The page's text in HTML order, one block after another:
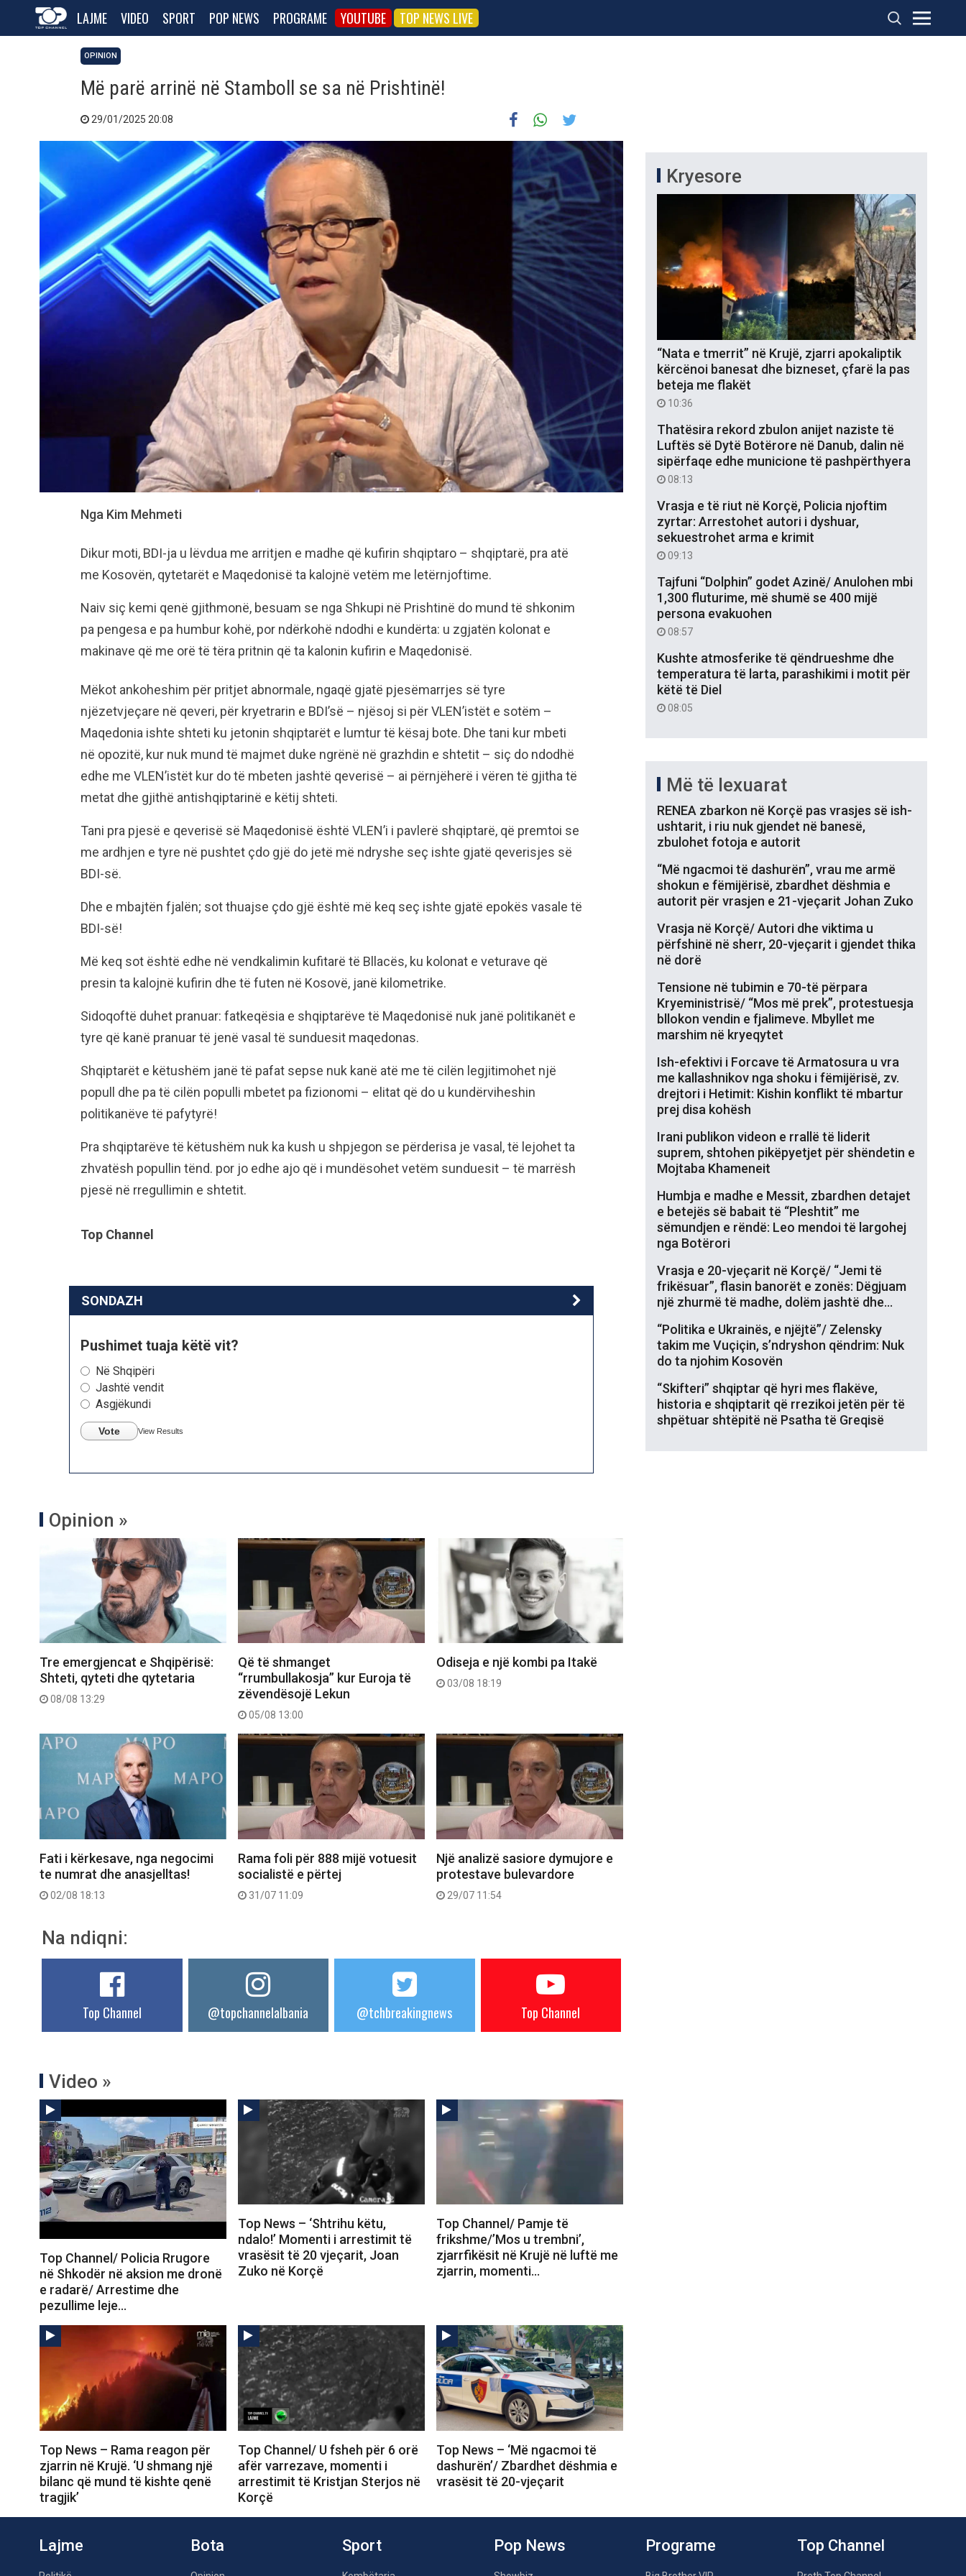
LAJME VIDEO SPORT POP NEWS PROGRAME YOUTUBE TOP NEWS LIVE
OPINION
Më parë arrinë në Stamboll se sa në Prishtinë!
29/01/2025 20:08
Nga Kim Mehmeti
Dikur moti, BDI-ja u lëvdua me arritjen e madhe që kufirin shqiptaro – shqiptarë, pra atë
me Kosovën, qytetarët e Maqedonisë ta kalojnë vetëm me letërnjoftime.
Naiv siç kemi qenë gjithmonë, besuam se nga Shkupi në Prishtinë do mund të shkonim
pa pengesa e pa humbur kohë, por ndërkohë ndodhi e kundërta: u zgjatën kolonat e
makinave që me orë të tëra pritnin që ta kalonin kufirin e Maqedonisë.
Mëkot ankoheshim për pritjet abnormale, ngaqë gjatë pjesëmarrjes së tyre
njëzetvjeçare në qeveri, për kryetrarin e BDI’së – njësoj si për VLEN’istët e sotëm –
Maqedonia ishte shteti ku jetonin shqiptarët e lumtur të kësaj bote. Dhe tani kur mbeti
në opozitë, kur nuk mund të majmet duke ngrënë në grazhdin e shtetit – siç do ndodhë
edhe me VLEN’istët kur do të mbeten jashtë qeverisë – ai përnjëherë i vëren të gjitha të
metat dhe gjithë antishqiptarinë e këtij shteti.
Tani pra pjesë e qeverisë së Maqedonisë është VLEN’i i pavlerë shqiptarë, që premtoi se
me ardhjen e tyre në pushtet çdo gjë do jetë më ndryshe seç ishte gjatë qeverisjes së
BDI-së.
Dhe e mbajtën fjalën; sot thuajse çdo gjë është më keq seç ishte gjatë epokës vasale të
BDI-së!
Më keq sot është edhe në vendkalimin kufitarë të Bllacës, ku kolonat e veturave që
presin ta kalojnë kufirin dhe të futen në Kosovë, janë kilometrike.
Sidoqoftë duhet pranuar: fatkeqësia e shqiptarëve të Maqedonisë nuk janë politikanët e
tyre që kanë pranuar të jenë vasal të sunduesit maqedonas.
Shqiptarët e këtushëm janë të pafat sepse nuk kanë atë me të cilën legjitimohet një
popull dhe pa të cilën populli mbetet pa fizionomi – elitat që do u kundërviheshin
politikanëve të pafytyrë!
Pra shqiptarëve të këtushëm nuk ka kush u shpjegon se përderisa je vasal, të lejohet ta
zhvatësh popullin tënd. por jo edhe ajo që i mundësohet vetëm sunduesit – të marrësh
pjesë në rregullimin e shtetit.
Top Channel
SONDAZH
Pushimet tuaja këtë vit?
Në Shqipëri
Jashtë vendit
Asgjëkundi
Vote View Results
Opinion »
Tre emergjencat e Shqipërisë:
Shteti, qyteti dhe qytetaria
08/08 13:29
Që të shmanget
“rrumbullakosja” kur Euroja të
zëvendësojë Lekun
05/08 13:00
Odiseja e një kombi pa Itakë
03/08 18:19
Fati i kërkesave, nga negocimi
te numrat dhe anasjelltas!
02/08 18:13
Rama foli për 888 mijë votuesit
socialistë e përtej
31/07 11:09
Një analizë sasiore dymujore e
protestave bulevardore
29/07 11:54
Na ndiqni:
Top Channel @topchannelalbania @tchbreakingnews Top Channel
Video »
Top Channel/ Policia Rrugore
në Shkodër në aksion me dronë
e radarë/ Arrestime dhe
pezullime leje…
Top News – ‘Shtrihu këtu,
ndalo!’ Momenti i arrestimit të
vrasësit të 20 vjeçarit, Joan
Zuko në Korçë
Top Channel/ Pamje të
frikshme/’Mos u trembni’,
zjarrfikësit në Krujë në luftë me
zjarrin, momenti…
Top News – Rama reagon për
zjarrin në Krujë. ‘U shmang një
bilanc që mund të kishte qenë
tragjik’
Top Channel/ U fsheh për 6 orë
afër varrezave, momenti i
arrestimit të Kristjan Sterjos në
Korçë
Top News – ‘Më ngacmoi të
dashurën’/ Zbardhet dëshmia e
vrasësit të 20-vjeçarit
Kryesore
“Nata e tmerrit” në Krujë, zjarri apokaliptik
kërcënoi banesat dhe bizneset, çfarë la pas
beteja me flakët
10:36
Thatësira rekord zbulon anijet naziste të
Luftës së Dytë Botërore në Danub, dalin në
sipërfaqe edhe municione të pashpërthyera
08:13
Vrasja e të riut në Korçë, Policia njoftim
zyrtar: Arrestohet autori i dyshuar,
sekuestrohet arma e krimit
09:13
Tajfuni “Dolphin” godet Azinë/ Anulohen mbi
1,300 fluturime, më shumë se 400 mijë
persona evakuohen
08:57
Kushte atmosferike të qëndrueshme dhe
temperatura të larta, parashikimi i motit për
këtë të Diel
08:05
Më të lexuarat
RENEA zbarkon në Korçë pas vrasjes së ish-
ushtarit, i riu nuk gjendet në banesë,
zbulohet fotoja e autorit
“Më ngacmoi të dashurën”, vrau me armë
shokun e fëmijërisë, zbardhet dëshmia e
autorit për vrasjen e 21-vjeçarit Johan Zuko
Vrasja në Korçë/ Autori dhe viktima u
përfshinë në sherr, 20-vjeçarit i gjendet thika
në dorë
Tensione në tubimin e 70-të përpara
Kryeministrisë/ “Mos më prek”, protestuesja
bllokon vendin e fjalimeve. Mbyllet me
marshim në kryeqytet
Ish-efektivi i Forcave të Armatosura u vra
me kallashnikov nga shoku i fëmijërisë, zv.
drejtori i Hetimit: Kishin konflikt të mbartur
prej disa kohësh
Irani publikon videon e rrallë të liderit
suprem, shtohen pikëpyetjet për shëndetin e
Mojtaba Khameneit
Humbja e madhe e Messit, zbardhen detajet
e betejës së babait të “Pleshtit” me
sëmundjen e rëndë: Leo mendoi të largohej
nga Botërori
Vrasja e 20-vjeçarit në Korçë/ “Jemi të
frikësuar”, flasin banorët e zonës: Dëgjuam
një zhurmë të madhe, dolëm jashtë dhe…
“Politika e Ukrainës, e njëjtë”/ Zelensky
takim me Vuçiçin, s’ndryshon qëndrim: Nuk
do ta njohim Kosovën
“Skifteri” shqiptar që hyri mes flakëve,
historia e shqiptarit që rrezikoi jetën për të
shpëtuar shtëpitë në Psatha të Greqisë
Lajme Bota Sport Pop News Programe Top Channel